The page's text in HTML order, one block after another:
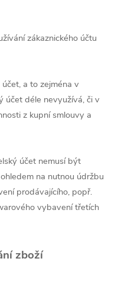
zákaznického účtu
a to zejména v
účet déle nevyužívá, či v
z kupní smlouvy a
účet nemusí být
na nutnou údržbu
prodávajícího, popř.
vybavení třetích
zboží